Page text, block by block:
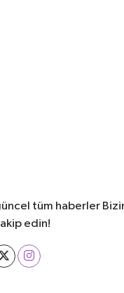
tüm haberler
edin!